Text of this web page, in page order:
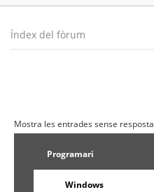
Índex del fòrum
Mostra les entrades sense resposta
Programari
Windows